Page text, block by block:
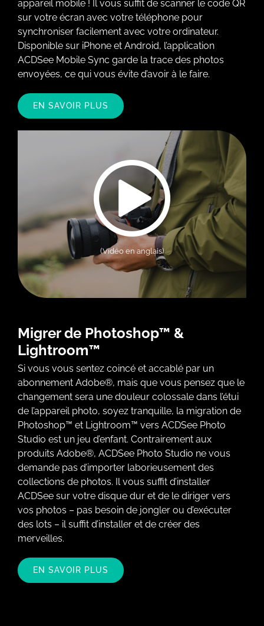
appareil mobile ! Il vous suffit de scanner le code QR
sur votre écran avec votre téléphone pour
synchroniser facilement avec votre ordinateur.
Disponible sur iPhone et Android, l’application
ACDSee Mobile Sync garde la trace des photos
envoyées, ce qui vous évite d’avoir à le faire.
EN SAVOIR PLUS
(Vidéo en anglais)
Migrer de Photoshop™ &
Lightroom™
Si vous vous sentez coincé et accablé par un
abonnement Adobe®, mais que vous pensez que le
changement sera une douleur colossale dans l’étui
de l’appareil photo, soyez tranquille, la migration de
Photoshop™ et Lightroom™ vers ACDSee Photo
Studio est un jeu d’enfant. Contrairement aux
produits Adobe®, ACDSee Photo Studio ne vous
demande pas d’importer laborieusement des
collections de photos. Il vous suffit d’installer
ACDSee sur votre disque dur et de le diriger vers
vos photos – pas besoin de jongler ou d’exécuter
des lots – il suffit d’installer et de créer des
merveilles.
EN SAVOIR PLUS